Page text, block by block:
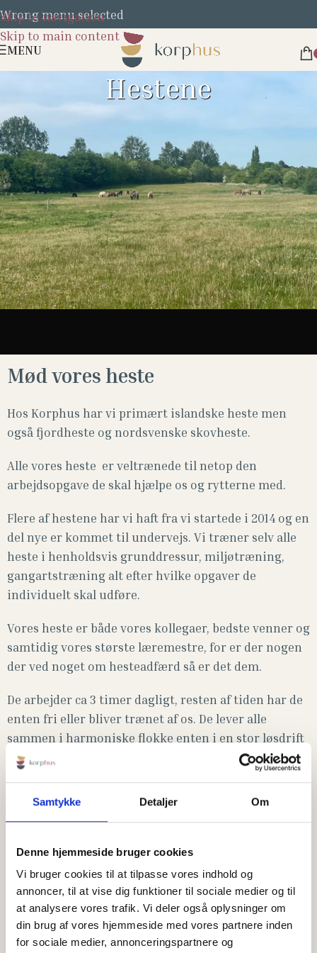
Samtykke Detaljer Om
Denne hjemmeside bruger cookies
Vi bruger cookies til at tilpasse vores indhold og
annoncer, til at vise dig funktioner til sociale medier og til
at analysere vores trafik. Vi deler også oplysninger om
din brug af vores hjemmeside med vores partnere inden
for sociale medier, annonceringspartnere og
Skip to navigation
Skip to main content
Wrong menu selected
MENU
Hestene
Mød vores heste
Hos Korphus har vi primært islandske heste men
også fjordheste og nordsvenske skovheste.
Alle vores heste er veltrænede til netop den
arbejdsopgave de skal hjælpe os og rytterne med.
Flere af hestene har vi haft fra vi startede i 2014 og en
del nye er kommet til undervejs. Vi træner selv alle
heste i henholdsvis grunddressur, miljøtræning,
gangartstræning alt efter hvilke opgaver de
individuelt skal udføre.
Vores heste er både vores kollegaer, bedste venner og
samtidig vores største læremestre, for er der nogen
der ved noget om hesteadfærd så er det dem.
De arbejder ca 3 timer dagligt, resten af tiden har de
enten fri eller bliver trænet af os. De lever alle
sammen i harmoniske flokke enten i en stor løsdrift
eller er på boks om natten.
uge, derudover har de individuelt udstyr således at
Det er vigtigt for os, at passe rigtig godt på alle heste
både psykisk og fysisk, derfor har vi også heste nok
således at vi altid kan give en hest ekstra ferie hvis
den har behov for dette. Vi har også hestemassør og
hestefysioterapeut tilknyttet udover vores dygtige